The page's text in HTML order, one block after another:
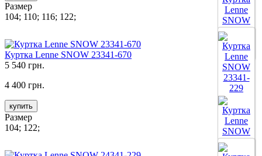
Все цвета
Размер
104; 110; 116; 122;
Куртка Lenne SNOW 23341-670
5 540 грн.
4 400 грн.
купить
Размер
104; 122;